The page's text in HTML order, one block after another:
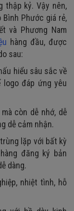
thập kỷ. Vậy nên,
Phước giá rẻ,
và Phương Nam
hàng đầu, được
sau:
hiểu sâu sắc về
đáp ứng yêu
còn dễ nhớ, dễ
dễ cảm nhận.
lặp với bất kỳ
đăng ký bản
dàng.
nhiệt tình, hỗ